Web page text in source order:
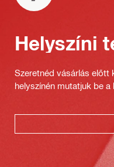
Helyszíni
Szeretnéd vásárlás előtt
helyszínén mutatjuk be a